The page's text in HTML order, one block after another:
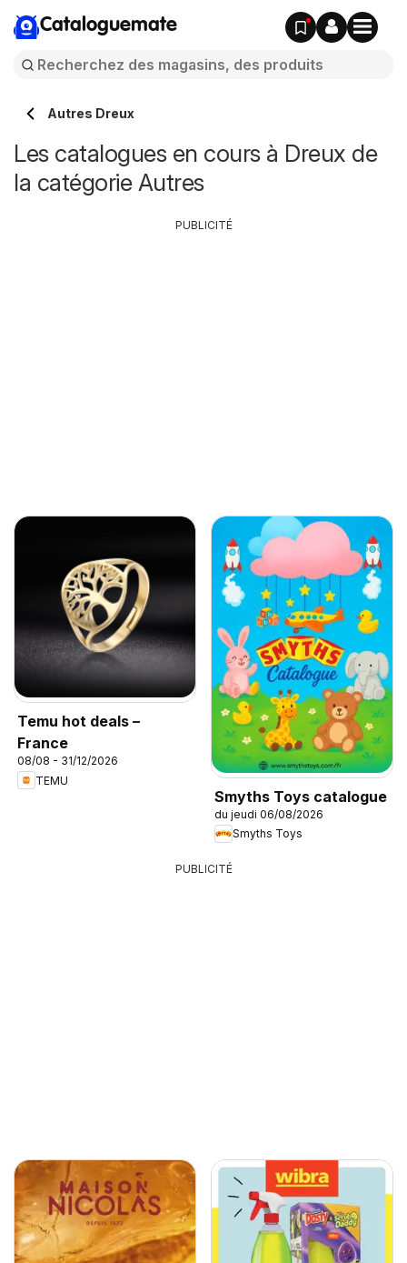
Cataloguemate
Autres Dreux
Les catalogues en cours à Dreux de
la catégorie Autres
Temu hot deals –
France
08/08 - 31/12/2026
TEMU
Smyths Toys catalogue
du jeudi 06/08/2026
Smyths Toys
PUBLICITÉ
PUBLICITÉ